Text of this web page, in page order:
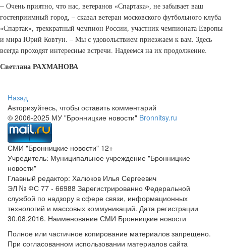
– Очень приятно, что нас, ветеранов «Спартака», не забывает ваш
гостеприимный город, – сказал ветеран московского футбольного клуба
«Спартак», трехкратный чемпион России, участник чемпионата Европы
и мира Юрий Ковтун. – Мы с удовольствием приезжаем к вам. Здесь
всегда проходят интересные встречи. Надеемся на их продолжение.
Светлана РАХМАНОВА
Назад
Авторизуйтесь, чтобы оставить комментарий
© 2006-2025 МУ "Бронницкие новости" Bronnitsy.ru
СМИ "Бронницкие новости" 12+
Учредитель: Муниципальное учреждение "Бронницкие
новости"
Главный редактор: Халюков Илья Сергеевич
ЭЛ № ФС 77 - 66988 Зарегистрированно Федеральной
службой по надзору в сфере связи, информационных
технологий и массовых коммуникаций. Дата регистрации
30.08.2016. Наименование СМИ Бронницкие новости
Полное или частичное копирование материалов запрещено.
При согласованном использовании материалов сайта